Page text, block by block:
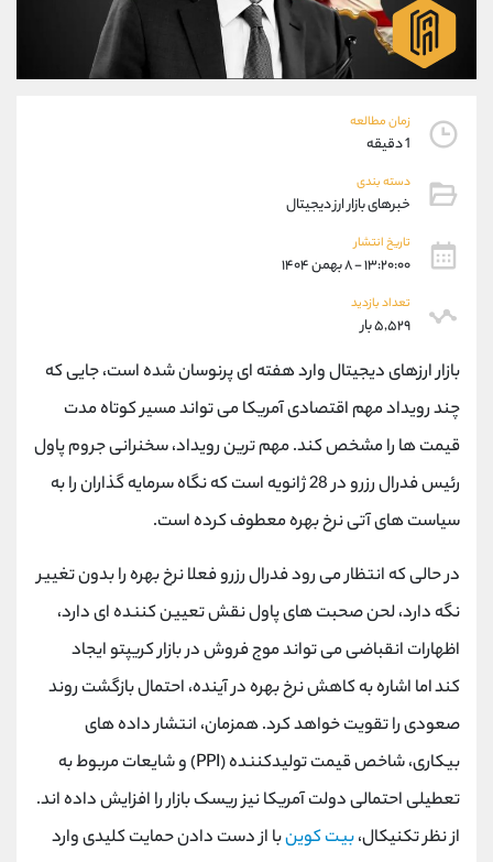
زمان مطالعه
1 دقیقه
دسته بندی
خبرهای بازار ارز دیجیتال
تاریخ انتشار
۱۳:۲۰:۰۰ - ۸ بهمن ۱۴۰۴
تعداد بازدید
۵,۵۲۹ بار
بازار ارزهای دیجیتال وارد هفته ای پرنوسان شده است، جایی که
چند رویداد مهم اقتصادی آمریکا می تواند مسیر کوتاه مدت
قیمت ها را مشخص کند. مهم ترین رویداد، سخنرانی جروم پاول
رئیس فدرال رزرو در 28 ژانویه است که نگاه سرمایه گذاران را به
سیاست های آتی نرخ بهره معطوف کرده است.
در حالی که انتظار می رود فدرال رزرو فعلا نرخ بهره را بدون تغییر
نگه دارد، لحن صحبت های پاول نقش تعیین کننده ای دارد،
اظهارات انقباضی می تواند موج فروش در بازار کریپتو ایجاد
کند اما اشاره به کاهش نرخ بهره در آینده، احتمال بازگشت روند
صعودی را تقویت خواهد کرد. همزمان، انتشار داده های
بیکاری، شاخص قیمت تولیدکننده (PPI) و شایعات مربوط به
تعطیلی احتمالی دولت آمریکا نیز ریسک بازار را افزایش داده اند.
از نظر تکنیکال،بیت کوینبا از دست دادن حمایت کلیدی وارد
09304891085
واتساپ شروع گفتگو
تلگرام @Armteam_admin_103
پشتیبان فروش
موبایل
واتساپ
تلگرام
داخلی
اطلاعات تماس
تلفن 021-22021030
بدون پیش شماره 90001030
اینستاگرام @alireza.mehrabii
کانال تلگرام @alirezamehrabi_com